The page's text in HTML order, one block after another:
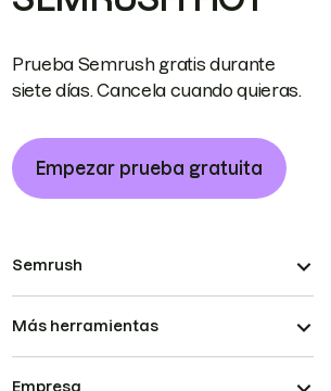
Prueba Semrush gratis durante
siete días. Cancela cuando quieras.
Empezar prueba gratuita
Semrush
Más herramientas
Empresa